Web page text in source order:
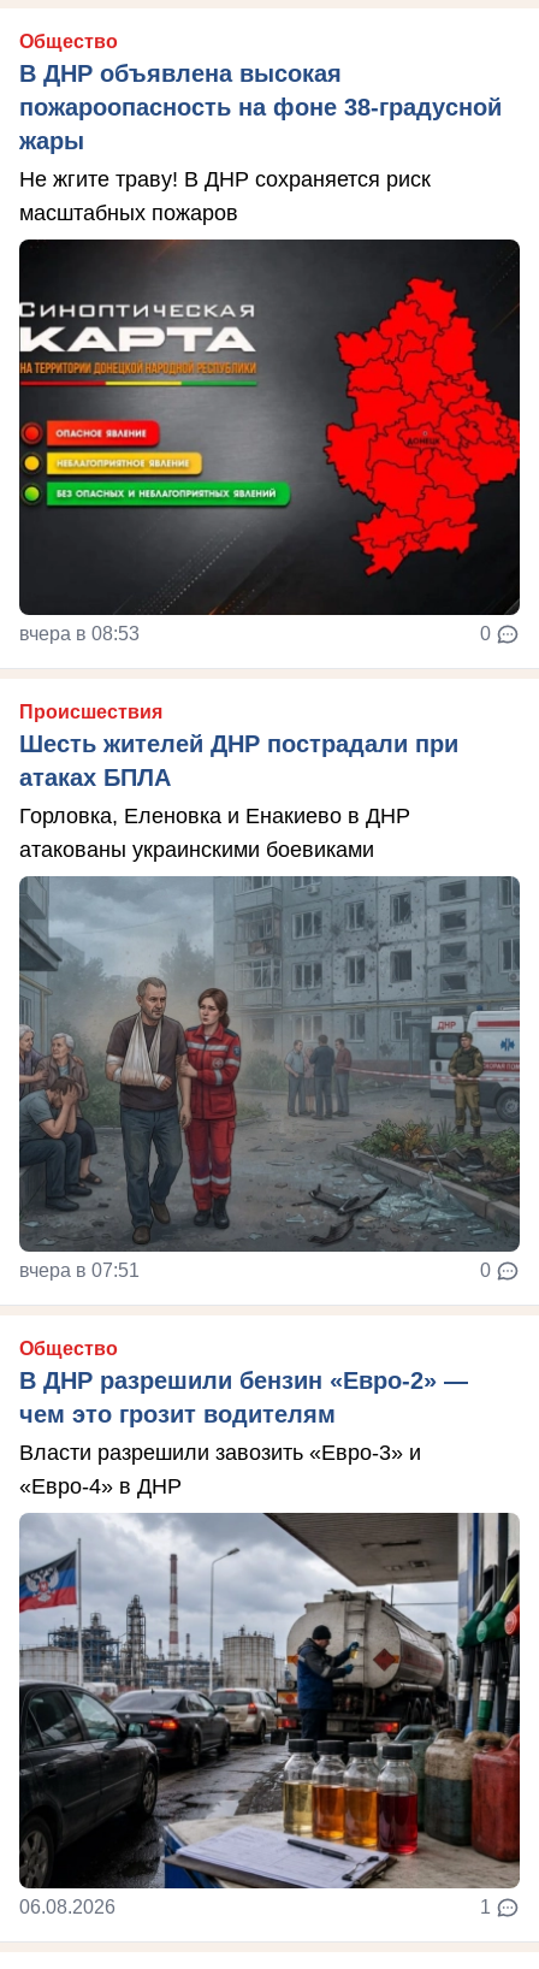
Общество
В ДНР объявлена высокая
пожароопасность на фоне 38-градусной
жары
Не жгите траву! В ДНР сохраняется риск
масштабных пожаров
вчера в 08:53 0
Происшествия
Шесть жителей ДНР пострадали при
атаках БПЛА
Горловка, Еленовка и Енакиево в ДНР
атакованы украинскими боевиками
вчера в 07:51 0
Общество
В ДНР разрешили бензин «Евро-2» —
чем это грозит водителям
Власти разрешили завозить «Евро-3» и
«Евро-4» в ДНР
06.08.2026 1